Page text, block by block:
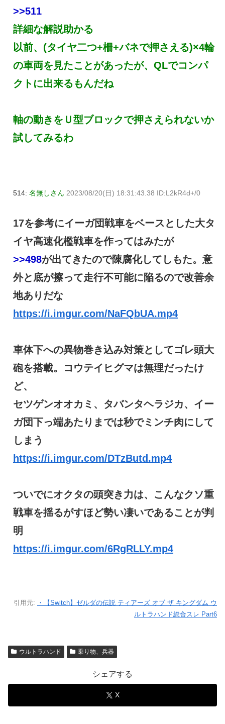
>>511
詳細な解説助かる
以前、(タイヤ二つ+柵+バネで押さえる)×4輪
の車両を見たことがあったが、QLでコンパ
クトに出来るもんだね
軸の動きをＵ型ブロックで押さえられないか
試してみるわ
514: 名無しさん 2023/08/20(日) 18:31:43.38 ID:L2kR4d+/0
17を参考にイーガ団戦車をベースとした大タ
イヤ高速化檻戦車を作ってはみたが
>>498が出てきたので陳腐化してしもた。意
外と底が擦って走行不可能に陥るので改善余
地ありだな
https://i.imgur.com/NaFQbUA.mp4
車体下への異物巻き込み対策としてゴレ頭大
砲を搭載。コウテイヒグマは無理だったけ
ど、
セツゲンオオカミ、タバンタヘラジカ、イー
ガ団下っ端あたりまでは秒でミンチ肉にして
しまう
https://i.imgur.com/DTzButd.mp4
ついでにオクタの頭突き力は、こんなクソ重
戦車を揺るがすほど勢い凄いであることが判
明
https://i.imgur.com/6RgRLLY.mp4
引用元:
・【Switch】ゼルダの伝説 ティアーズ オブ ザ キングダム ウ
ルトラハンド総合スレ Part6
ウルトラハンド 乗り物、兵器
シェアする
X